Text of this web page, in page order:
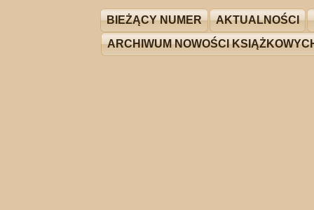
BIEŻĄCY NUMER AKTUALNOŚCI
ARCHIWUM NOWOŚCI